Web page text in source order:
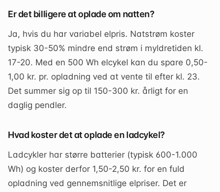
Er det billigere at oplade om natten?
Ja, hvis du har variabel elpris. Natstrøm koster
typisk 30-50% mindre end strøm i myldretiden kl.
17-20. Med en 500 Wh elcykel kan du spare 0,50-
1,00 kr. pr. opladning ved at vente til efter kl. 23.
Det summer sig op til 150-300 kr. årligt for en
daglig pendler.
Hvad koster det at oplade en ladcykel?
Ladcykler har større batterier (typisk 600-1.000
Wh) og koster derfor 1,50-2,50 kr. for en fuld
opladning ved gennemsnitlige elpriser. Det er